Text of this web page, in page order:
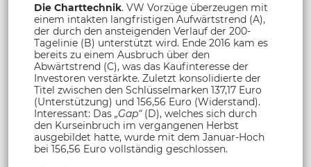
Die Charttechnik. VW Vorzüge überzeugen mit
einem intakten langfristigen Aufwärtstrend (A),
der durch den ansteigenden Verlauf der 200-
Tagelinie (B) unterstützt wird. Ende 2016 kam es
bereits zu einem Ausbruch über den
Abwärtstrend (C), was das Kaufinteresse der
Investoren verstärkte. Zuletzt konsolidierte der
Titel zwischen den Schlüsselmarken 137,17 Euro
(Unterstützung) und 156,56 Euro (Widerstand).
Interessant: Das „Gap“ (D), welches sich durch
den Kurseinbruch im vergangenen Herbst
ausgebildet hatte, wurde mit dem Januar-Hoch
bei 156,56 Euro vollständig geschlossen.